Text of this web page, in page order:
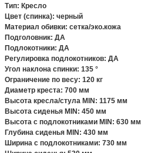
Тип: Кресло
Цвет (спинка): черный
Материал обивки: сетка/эко.кожа
Подголовник: ДА
Подлокотники: ДА
Регулировка подлокотников: ДА
Угол наклона спинки: 135 °
Ограничение по весу: 120 кг
Диаметр креста: 700 мм
Высота кресла/стула MIN: 1175 мм
Высота сиденья MIN: 450 мм
Высота с подлокотниками MIN: 630 мм
Глубина сиденья MIN: 430 мм
Ширина с подлокотниками: 730 мм